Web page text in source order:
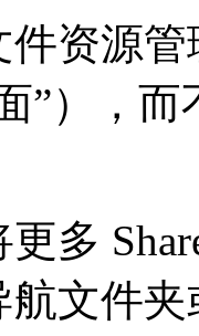
源管
”），
文件